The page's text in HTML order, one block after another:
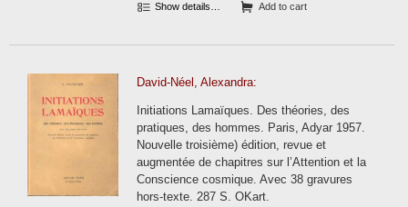
Show details… Add to cart
David-Néel, Alexandra:
Initiations Lamaïques. Des théories, des
pratiques, des hommes. Paris, Adyar 1957.
Nouvelle troisième) édition, revue et
augmentée de chapitres sur l’Attention et la
Conscience cosmique. Avec 38 gravures
hors-texte. 287 S. OKart.